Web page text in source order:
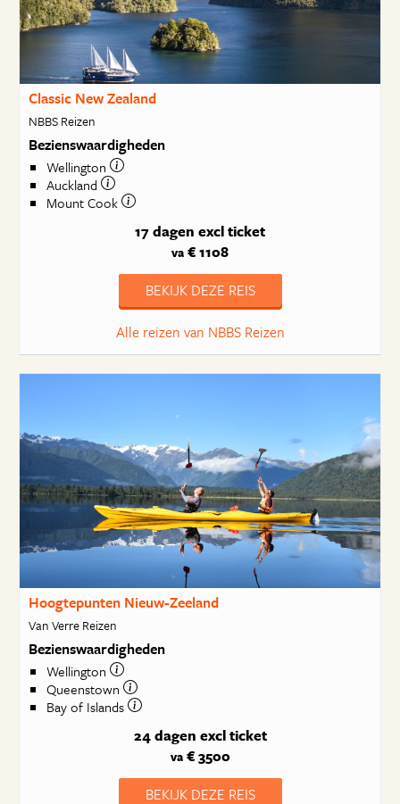
Classic New Zealand
NBBS Reizen
Bezienswaardigheden
Wellington
Auckland
Mount Cook
17 dagen excl ticket
va € 1108
BEKIJK DEZE REIS
Alle reizen van NBBS Reizen
Hoogtepunten Nieuw-Zeeland
Van Verre Reizen
Bezienswaardigheden
Wellington
Queenstown
Bay of Islands
24 dagen excl ticket
va€ 3500
BEKIJK DEZE REIS